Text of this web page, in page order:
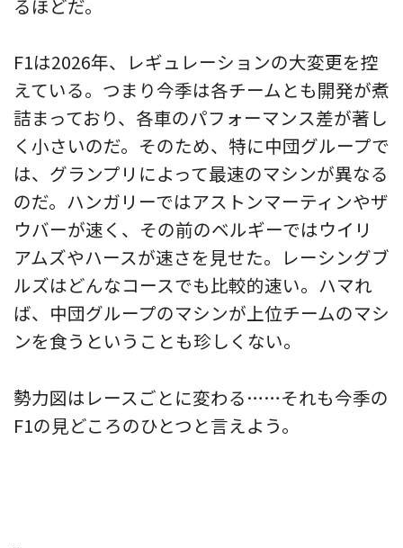
るほどだ。
F1は2026年、レギュレーションの大変更を控
えている。つまり今季は各チームとも開発が煮
詰まっており、各車のパフォーマンス差が著し
く小さいのだ。そのため、特に中団グループで
は、グランプリによって最速のマシンが異なる
のだ。ハンガリーではアストンマーティンやザ
ウバーが速く、その前のベルギーではウイリ
アムズやハースが速さを見せた。レーシングブ
ルズはどんなコースでも比較的速い。ハマれ
ば、中団グループのマシンが上位チームのマシ
ンを食うということも珍しくない。
勢力図はレースごとに変わる……それも今季の
F1の見どころのひとつと言えよう。